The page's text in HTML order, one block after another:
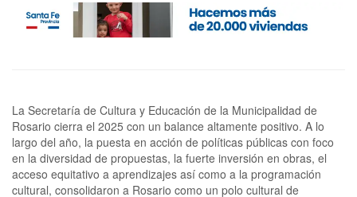
La Secretaría de Cultura y Educación de la Municipalidad de
Rosario cierra el 2025 con un balance altamente positivo. A lo
largo del año, la puesta en acción de políticas públicas con foco
en la diversidad de propuestas, la fuerte inversión en obras, el
acceso equitativo a aprendizajes así como a la programación
cultural, consolidaron a Rosario como un polo cultural de